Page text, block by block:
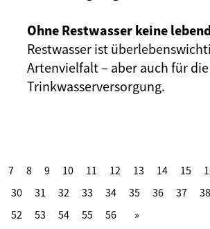
Ohne Restwasser keine
Restwasser ist
Artenvielfalt – aber auch für
Trinkwasserversorgung.
7 8 9 10 11 12 13 14 15
30
31 32 33 34 35 36 37 38
52
53 54 55 56